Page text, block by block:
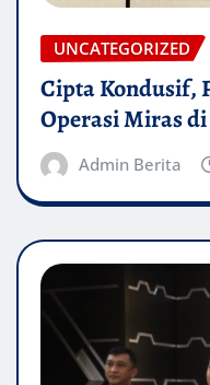
UNCATEGORIZED
Cipta Kondusif,
Operasi Miras
Admin Berita